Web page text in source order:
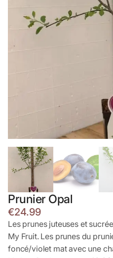
Prunier Opal
€24.99
Les prunes juteuses et
My Fruit. Les prunes du
foncé/violet mat avec une